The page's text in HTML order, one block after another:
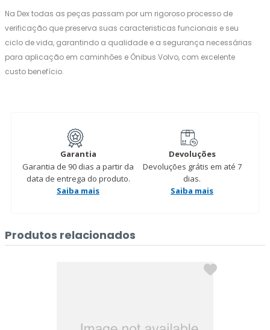
Na Dex todas as peças passam por um rigoroso processo de
verificação que preserva suas caracteristicas funcionais e seu
ciclo de vida, garantindo a qualidade e a segurança necessárias
para aplicação em caminhões e Ônibus Volvo, com excelente
custo benefício.
Garantia
Garantia de 90 dias a partir da
data de entrega do produto.
Saiba mais
Devoluções
Devoluções grátis em até 7
dias.
Saiba mais
Produtos relacionados